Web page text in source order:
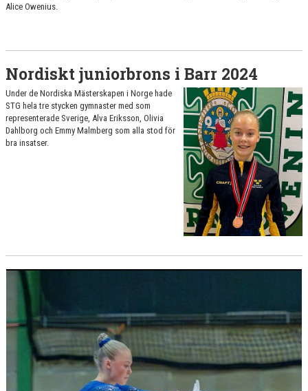
Alice Owenius.
Nordiskt juniorbrons i Barr 2024
Under de Nordiska Mästerskapen i Norge hade
STG hela tre stycken gymnaster med som
representerade Sverige, Alva Eriksson, Olivia
Dahlborg och Emmy Malmberg som alla stod för
bra insatser.